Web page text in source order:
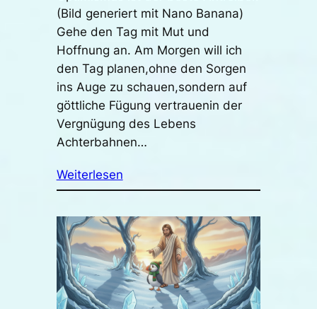
(Bild generiert mit Nano Banana)
Gehe den Tag mit Mut und
Hoffnung an. Am Morgen will ich
den Tag planen,ohne den Sorgen
ins Auge zu schauen,sondern auf
göttliche Fügung vertrauenin der
Vergnügung des Lebens
Achterbahnen…
Weiterlesen